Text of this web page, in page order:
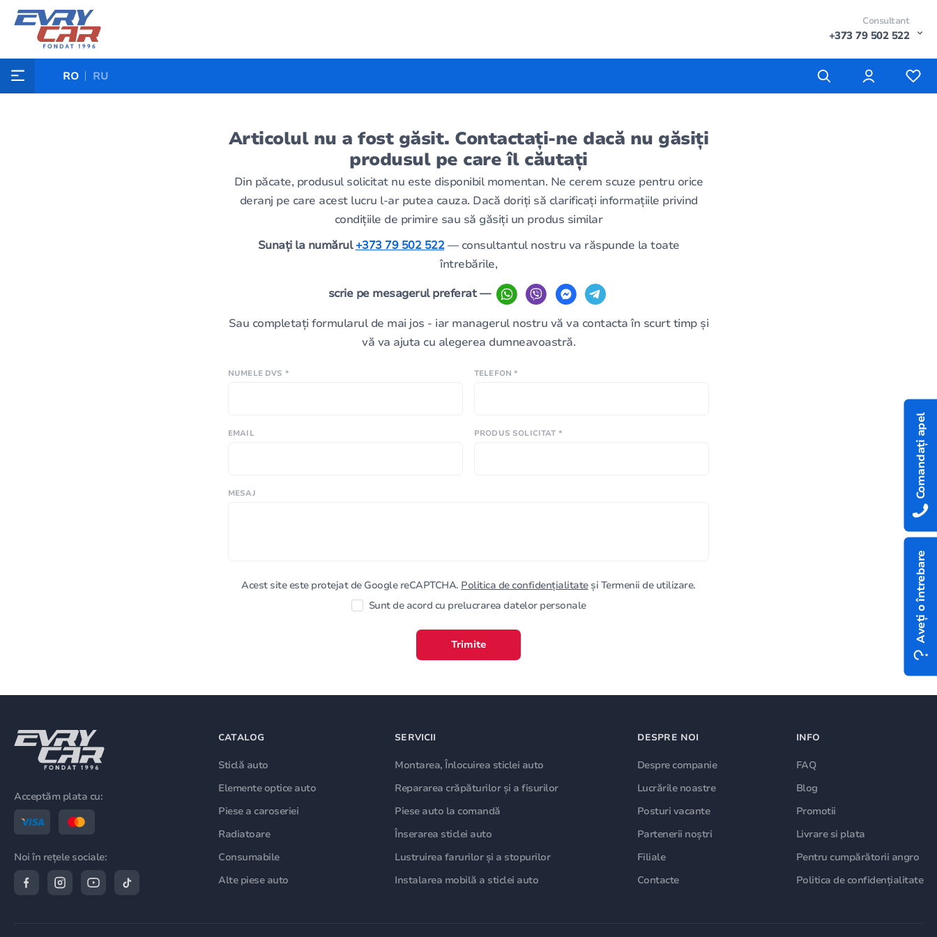
Consultant
+373 79 502 522
RO RU
Articolul nu a fost găsit. Contactați-ne dacă nu găsiți
produsul pe care îl căutați
Din păcate, produsul solicitat nu este disponibil momentan. Ne cerem scuze pentru orice
deranj pe care acest lucru l-ar putea cauza. Dacă doriți să clarificați informațiile privind
condițiile de primire sau să găsiți un produs similar
Sunați la numărul+373 79 502 522— consultantul nostru va răspunde la toate
întrebările,
scrie pe mesagerul preferat —
Sau completați formularul de mai jos - iar managerul nostru vă va contacta în scurt timp și
vă va ajuta cu alegerea dumneavoastră.
NUMELE DVS * TELEFON *
EMAIL PRODUS SOLICITAT *
MESAJ
Acest site este protejat de Google reCAPTCHA. Politica de confidențialitateși Termenii de utilizare.
Sunt de acord cu prelucrarea datelor personale
Trimite
Aveți o întrebare
Comandați apel
Acceptăm plata cu:
Noi în rețele sociale:
CATALOG
Sticlă auto
Elemente optice auto
Piese a caroseriei
Radiatoare
Consumabile
Alte piese auto
SERVICII
Montarea, Înlocuirea sticlei auto
Repararea crăpăturilor și a fisurilor
Piese auto la comandă
Înserarea sticlei auto
Lustruirea farurilor și a stopurilor
Instalarea mobilă a sticlei auto
DESPRE NOI
Despre companie
Lucrările noastre
Posturi vacante
Partenerii noștri
Filiale
Contacte
INFO
FAQ
Blog
Promotii
Livrare si plata
Pentru cumpărătorii angro
Politica de confidențialitate